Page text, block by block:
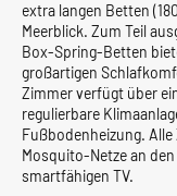
extra langen Betten
Meerblick. Zum Teil
Box-Spring-Betten
großartigen
Zimmer verfügt über
regulierbare
Fußbodenheizung.
Mosquito-Netze an
smartfähigen TV.